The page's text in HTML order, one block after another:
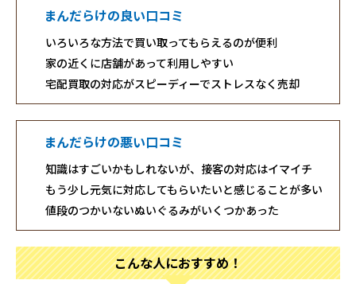
まんだらけの良い口コミ
いろいろな方法で買い取ってもらえるのが便利
家の近くに店舗があって利用しやすい
宅配買取の対応がスピーディーでストレスなく売却
まんだらけの悪い口コミ
知識はすごいかもしれないが、接客の対応はイマイチ
もう少し元気に対応してもらいたいと感じることが多い
値段のつかいないぬいぐるみがいくつかあった
こんな人におすすめ！